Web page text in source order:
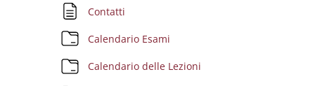
Contatti
Calendario Esami
Calendario delle Lezioni